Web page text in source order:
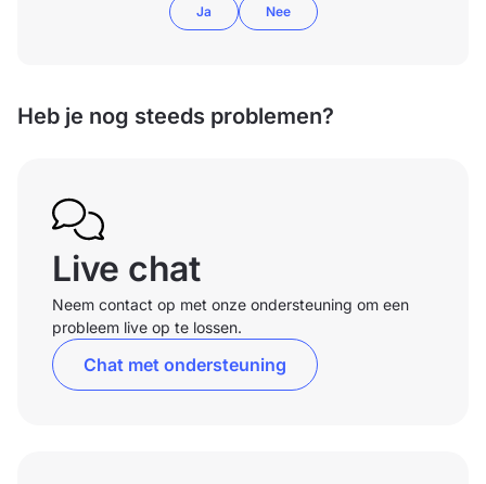
Ja Nee
Heb je nog steeds problemen?
Live chat
Neem contact op met onze ondersteuning om een
probleem live op te lossen.
Chat met ondersteuning